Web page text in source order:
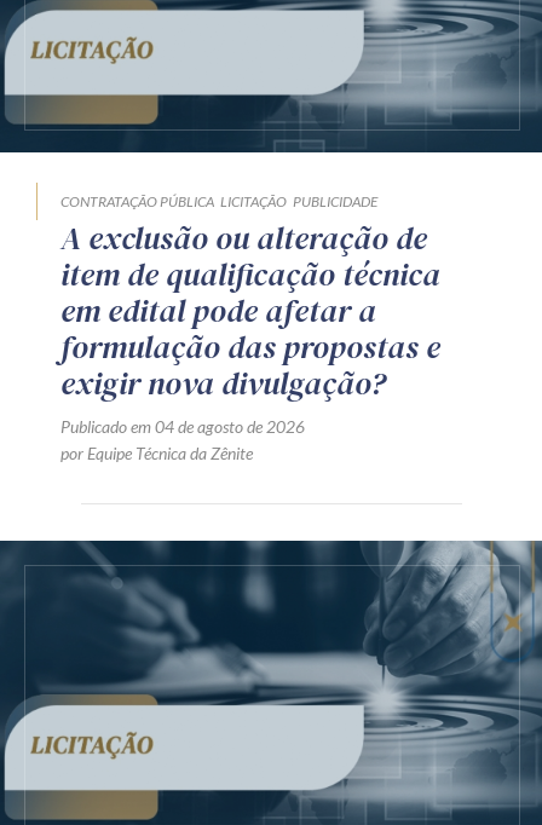
CONTRATAÇÃO PÚBLICA LICITAÇÃO PUBLICIDADE
A exclusão ou alteração de
item de qualificação técnica
em edital pode afetar a
formulação das propostas e
exigir nova divulgação?
Publicado em 04 de agosto de 2026
por Equipe Técnica da Zênite